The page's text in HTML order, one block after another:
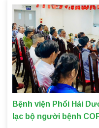
Bệnh viện Phổi Hải
lạc bộ người bệnh